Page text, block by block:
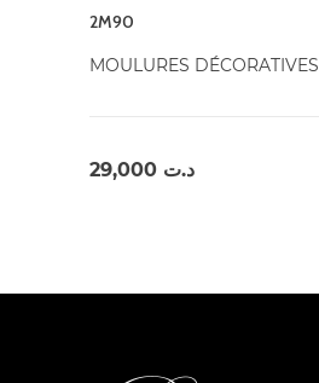
2M90
MOULURES DÉCORATIVES
د.ت